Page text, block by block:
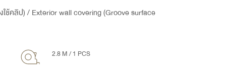
ใช้คลิป) / Exterior wall covering (Groove surface
2.8 M / 1 PCS